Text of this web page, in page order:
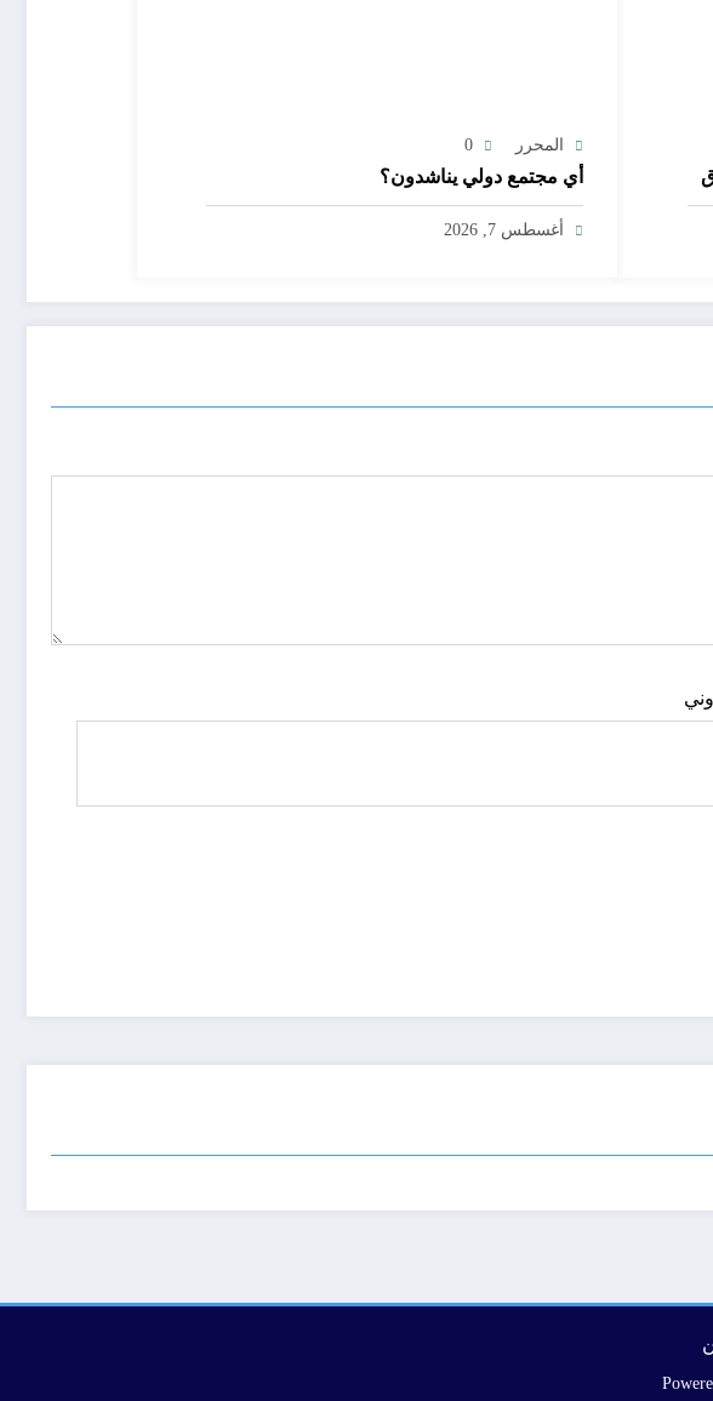
المحرر 0
أي مجتمع دولي يناشدون؟
أغسطس 7, 2026